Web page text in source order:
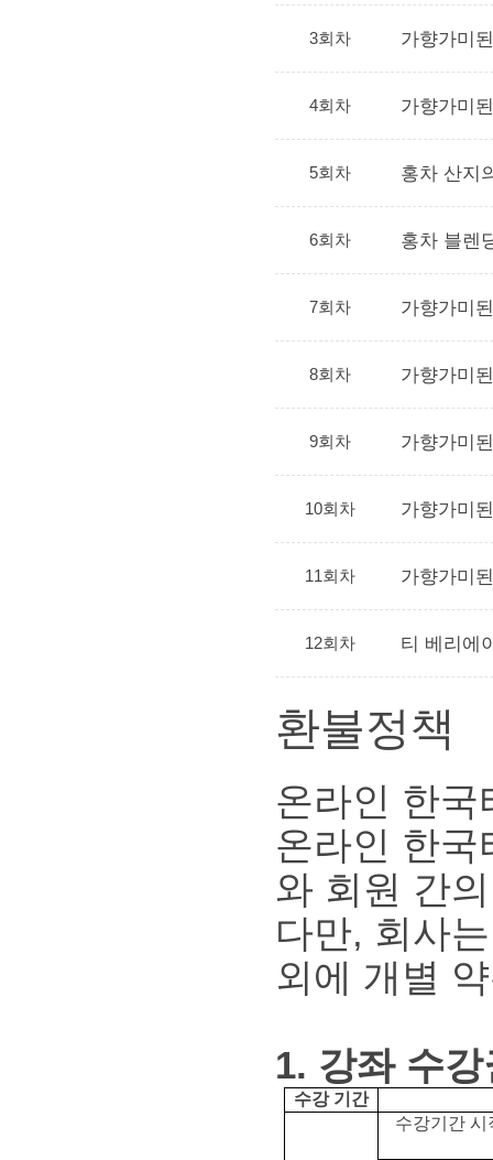
3회차 가향가미
4회차 가향가미
5회차 홍차 산지
6회차 홍차 블렌
7회차 가향가미
8회차 가향가미
9회차 가향가미
10회차 가향가미
11회차 가향가미
12회차 티 베리에
환불정책
온라인 한국
온라인 한
와 회원 간
다만, 회사
외에 개별
1. 강좌 수강
수강 기간
수강기간 시